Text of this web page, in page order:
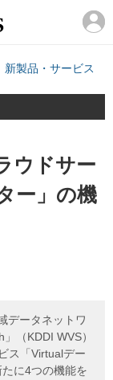
新製品・サービス
ウドサー
ー」の機
データネットワ
（KDDI WVS）
ス「Virtualデー
に4つの機能を